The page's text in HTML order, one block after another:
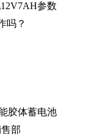
参数
吗？
胶体蓄电池
部